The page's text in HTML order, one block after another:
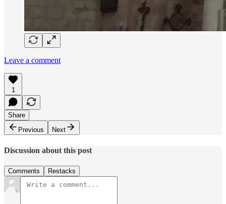
Leave a comment
1
Share
Previous
Next
Discussion about this post
Comments Restacks